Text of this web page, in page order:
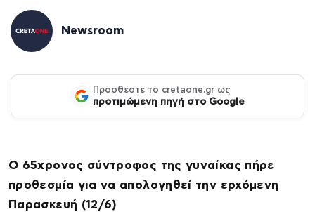
Newsroom
Προσθέστε το cretaone.gr ως
προτιμώμενη πηγή στο Google
Ο 65χρονος σύντροφος της γυναίκας πήρε
προθεσμία για να απολογηθεί την ερχόμενη
Παρασκευή (12/6)